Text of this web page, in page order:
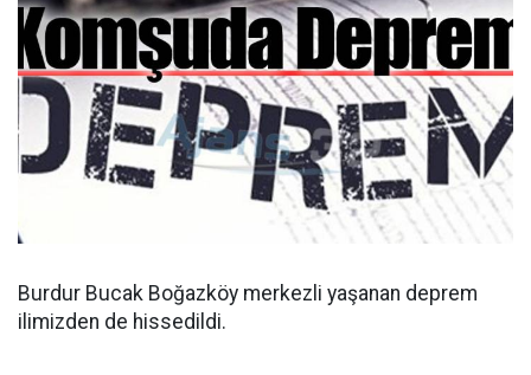
Burdur Bucak Boğazköy merkezli yaşanan deprem
ilimizden de hissedildi.